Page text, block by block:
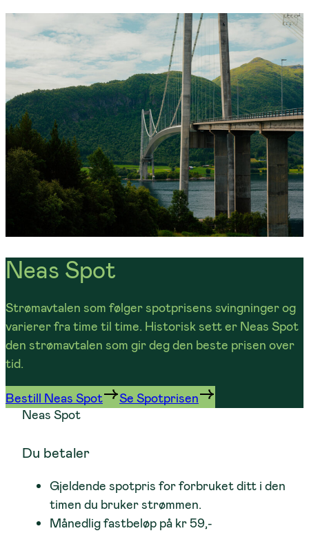
Neas Spot
Strømavtalen som følger spotprisens svingninger og
varierer fra time til time. Historisk sett er Neas Spot
den strømavtalen som gir deg den beste prisen over
tid.
Bestill Neas Spot
Se Spotprisen
Neas Spot
Du betaler
Gjeldende spotpris for forbruket ditt i den
timen du bruker strømmen.
Månedlig fastbeløp på kr 59,-